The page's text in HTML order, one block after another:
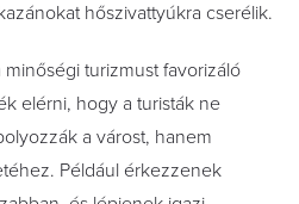
hőszivattyúkra cserélik.
turizmust favorizáló
elérni, hogy a turisták ne
a várost, hanem
Például érkezzenek